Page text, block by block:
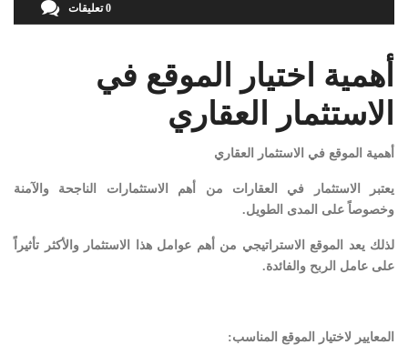
0 تعليقات
أهمية اختيار الموقع في
الاستثمار العقاري
أهمية الموقع في الاستثمار العقاري
يعتبر الاستثمار في العقارات من أهم الاستثمارات الناجحة والآمنة
وخصوصاً على المدى الطويل.
لذلك يعد الموقع الاستراتيجي من أهم عوامل هذا الاستثمار والأكثر تأثيراً
على عامل الربح والفائدة.
المعايير لاختيار الموقع المناسب: